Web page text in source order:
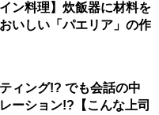
ン料理】炊飯器に材料を
いしい「パエリア」の作
ィング!? でも会話の中
ーション!?【こんな上司